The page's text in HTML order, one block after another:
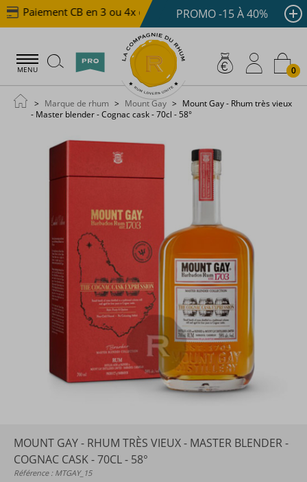
Paiement CB en 3 ou 4x dès 100 € Livraison offerte
PROMO -15 À 40%
MENU 0
Marque de rhum Mount Gay
Mount Gay - Rhum très vieux
- Master blender - Cognac cask - 70cl - 58°
MOUNT GAY - RHUM TRÈS VIEUX - MASTER BLENDER -
COGNAC CASK - 70CL - 58°
Référence : MTGAY_15